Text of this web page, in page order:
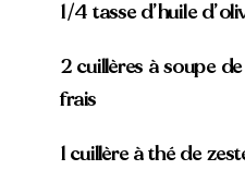
1/4 tasse d’huile
2 cuillères à soupe
frais
1 cuillère à thé de